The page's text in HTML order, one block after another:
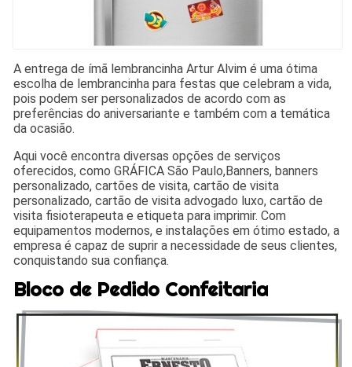
A entrega de ímã lembrancinha Artur Alvim é uma ótima
escolha de lembrancinha para festas que celebram a vida,
pois podem ser personalizados de acordo com as
preferências do aniversariante e também com a temática
da ocasião.
Aqui você encontra diversas opções de serviços
oferecidos, como GRÁFICA São Paulo,Banners, banners
personalizado, cartões de visita, cartão de visita
personalizado, cartão de visita advogado luxo, cartão de
visita fisioterapeuta e etiqueta para imprimir. Com
equipamentos modernos, e instalações em ótimo estado, a
empresa é capaz de suprir a necessidade de seus clientes,
conquistando sua confiança.
Bloco de Pedido Confeitaria